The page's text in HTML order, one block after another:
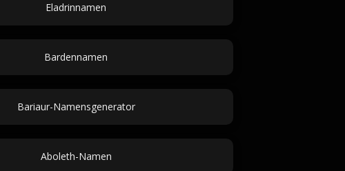
Eladrinnamen
Bardennamen
Bariaur-Namensgenerator
Aboleth-Namen